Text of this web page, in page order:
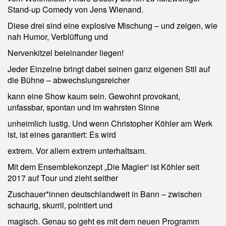
Stand-up Comedy von Jens Wienand.
Diese drei sind eine explosive Mischung – und zeigen, wie
nah Humor, Verblüffung und
Nervenkitzel beieinander liegen!
Jeder Einzelne bringt dabei seinen ganz eigenen Stil auf
die Bühne – abwechslungsreicher
kann eine Show kaum sein. Gewohnt provokant,
unfassbar, spontan und im wahrsten Sinne
unheimlich lustig. Und wenn Christopher Köhler am Werk
ist, ist eines garantiert: Es wird
extrem. Vor allem extrem unterhaltsam.
Mit dem Ensemblekonzept „Die Magier“ ist Köhler seit
2017 auf Tour und zieht seither
Zuschauer*innen deutschlandweit in Bann – zwischen
schaurig, skurril, pointiert und
magisch. Genau so geht es mit dem neuen Programm